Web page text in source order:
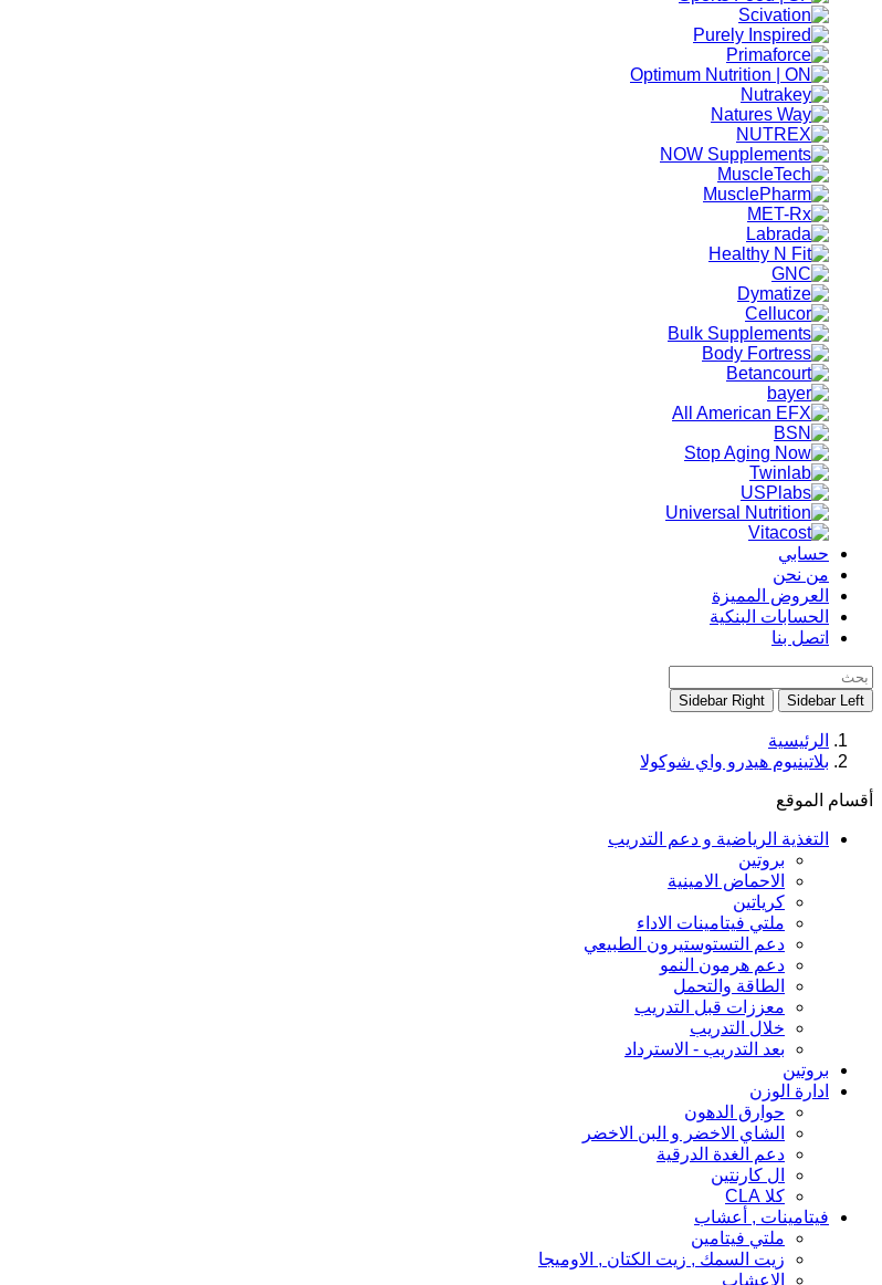
حسابي
من نحن
العروض المميزة
الحسابات البنكية
اتصل بنا
Sidebar Left
Sidebar Right
الرئيسية
بلاتينيوم هيدرو واي شوكولا
أقسام الموقع
التغذية الرياضية و دعم التدريب
بروتين
الاحماض الامينية
كرياتين
ملتي فيتامينات الاداء
دعم التستوستيرون الطبيعي
دعم هرمون النمو
الطاقة والتحمل
معززات قبل التدريب
خلال التدريب
بعد التدريب - الاسترداد
بروتين
ادارة الوزن
حوارق الدهون
الشاي الاخضر و البن الاخضر
دعم الغدة الدرقية
ال كارنتين
كلا CLA
فيتامينات , أعشاب
ملتي فيتامين
زيت السمك , زيت الكتان , الاوميجا
الاعشاب